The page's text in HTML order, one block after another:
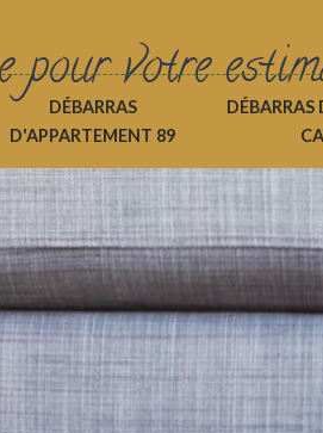
pour votre
DÉBARRAS
D'APPARTEMENT 89
DÉBARRAS